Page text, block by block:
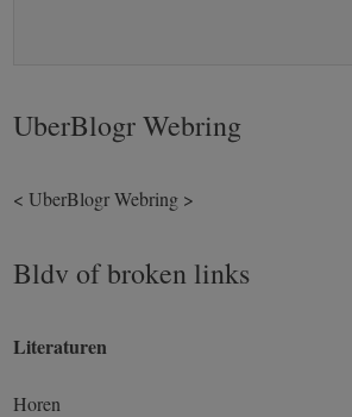
UberBlogr Webring
< UberBlogr Webring >
Bldv of broken links
Literaturen
Horen